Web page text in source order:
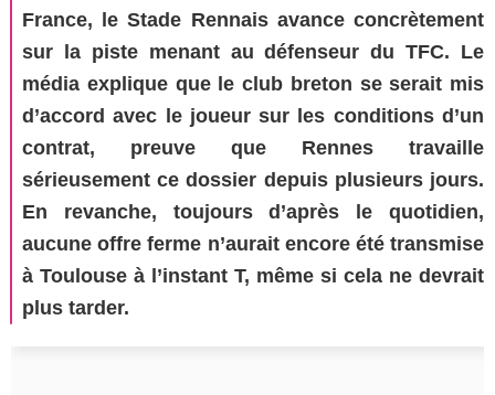
France, le Stade Rennais avance concrètement
sur la piste menant au défenseur du TFC. Le
média explique que le club breton se serait mis
d’accord avec le joueur sur les conditions d’un
contrat, preuve que Rennes travaille
sérieusement ce dossier depuis plusieurs jours.
En revanche, toujours d’après le quotidien,
aucune offre ferme n’aurait encore été transmise
à Toulouse à l’instant T, même si cela ne devrait
plus tarder.